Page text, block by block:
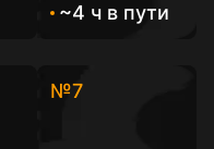
~4 ч в пути
№7